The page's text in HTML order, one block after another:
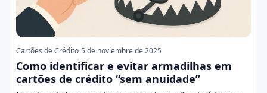
Cartões de Crédito 5 de noviembre de 2025
Como identificar e evitar armadilhas em
cartões de crédito “sem anuidade”